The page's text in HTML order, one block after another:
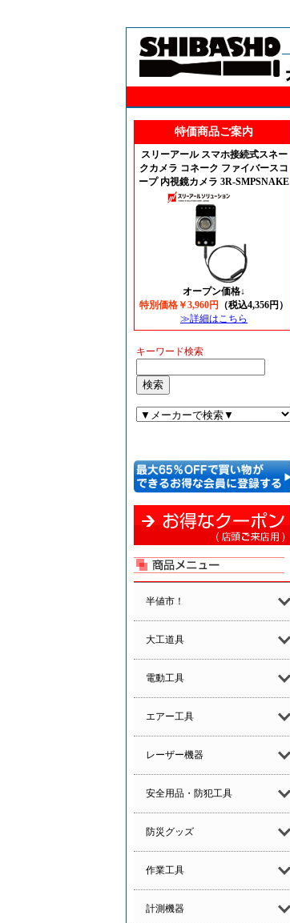
特価商品ご案内
スリーアール スマホ接続式スネー
クカメラ コネーク ファイバースコ
ープ 内視鏡カメラ 3R-SMPSNAKE
オープン価格↓
特別価格￥3,960円
（税込4,356円）
≫詳細はこちら
キーワード検索
半値市！
大工道具
電動工具
エアー工具
レーザー機器
安全用品・防犯工具
防災グッズ
作業工具
計測機器